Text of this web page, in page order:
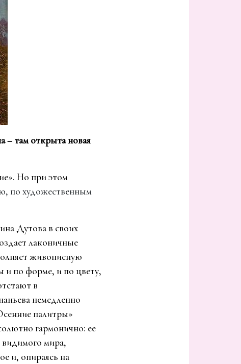
– там открыта новая
Но при этом
по художественным
Дутова в своих
лаконичные
живописную
и по форме, и по цвету,
в
немедленно
палитры»
гармонично: ее
мира,
и, опираясь на